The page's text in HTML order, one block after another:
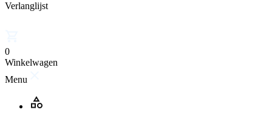
Verlanglijst
0
Winkelwagen
Menu